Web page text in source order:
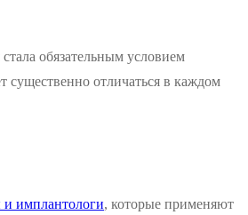
обязательным условием
существенно отличаться в каждом
и имплантологи, которые применяют